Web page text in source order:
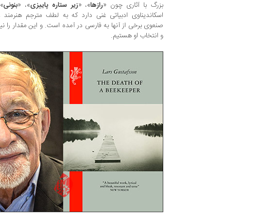
بزرگ با آثاری چون «رازها»، «زیر ستاره پاییزی»، «بنونی
اسکاندیناوی ادبیاتی غنی دارد که به لطف مترجم
صنعوی برخی از آنها به فارسی در آمده است. و این مقدار
و انتخاب او هستیم.